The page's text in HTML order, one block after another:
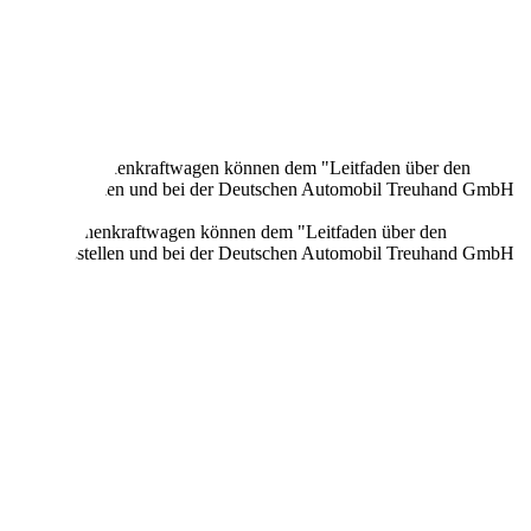
Personenkraftwagen können dem "Leitfaden über den
und bei der Deutschen Automobil Treuhand GmbH
Personenkraftwagen können dem "Leitfaden über den
und bei der Deutschen Automobil Treuhand GmbH